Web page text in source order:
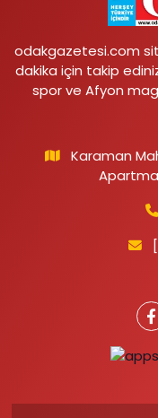
odakgazetesi.com
dakika için takip
spor ve Afyon
Karaman